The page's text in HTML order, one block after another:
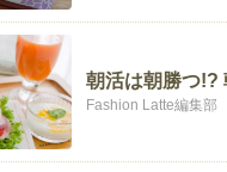
朝活は朝勝つ!?
Fashion Latte編集部